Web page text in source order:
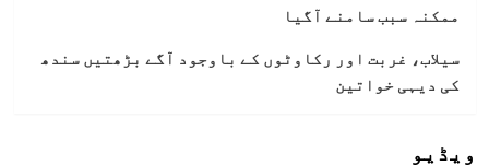
ممکنہ سبب سامنے آگیا
سیلاب، غربت اور رکاوٹوں کے باوجود آگے بڑھتیں سندھ
کی دیہی خواتین
ویڈیو